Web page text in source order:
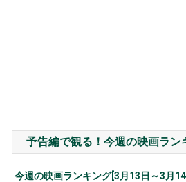
予告編で観る！今週の映画ラン
今週の映画ランキング[3月13日～3月